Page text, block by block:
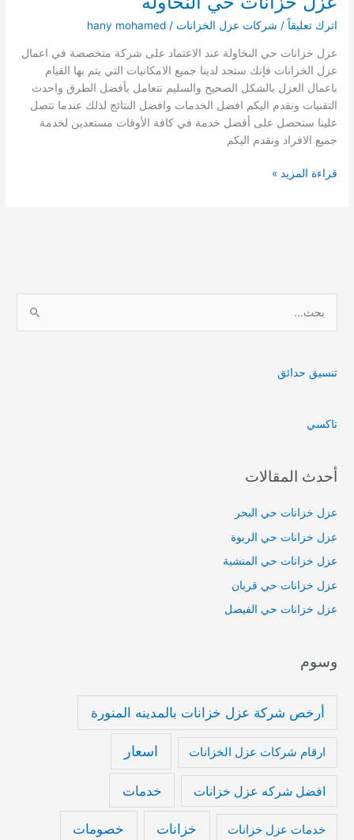
اترك تعليقاً / شركات عزل الخزانات /
hany mohamed
عزل خزانات حي النخاولة عند الاعتماد على شركة متخصصة في اعمال
عزل الخزانات فإنك ستجد لدينا جميع الامكانيات التي يتم بها القيام
باعمال العزل بالشكل الصحيح والسليم نتعامل بأفضل الطرق واحدث
التقنيات ونقدم اليكم افضل الخدمات وافضل النتائج لذلك عندما تتصل
علينا ستحصل على أفضل خدمة في كافة الأوقات مستعدين لخدمة
جميع الافراد ونقدم اليكم
عزل
قراءة المزيد »
ن
تنسيق حدائق
تاكسي
أحدث المقالات
عزل خزانات حي البحر
عزل خزانات حي الربوة
عزل خزانات حي المنشية
عزل خزانات حي قربان
عزل خزانات حي الفيصل
وسوم
أرخص شركة عزل خزانات بالمدينه المنورة
ارقام شركات عزل الخزانات اسعار
افضل شركه عزل خزانات خدمات
خدمات عزل خزانات خزانات خصومات